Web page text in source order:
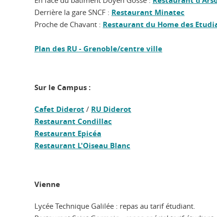
Derrière la gare SNCF : Restaurant Minatec
Proche de Chavant : Restaurant du Home des
Plan des RU - Grenoble/centre ville
Sur le Campus :
Cafet Diderot / RU Diderot
Restaurant Condillac
Restaurant Epicéa
Restaurant L'Oiseau Blanc
Vienne
Lycée Technique Galilée : repas au tarif étudiant.